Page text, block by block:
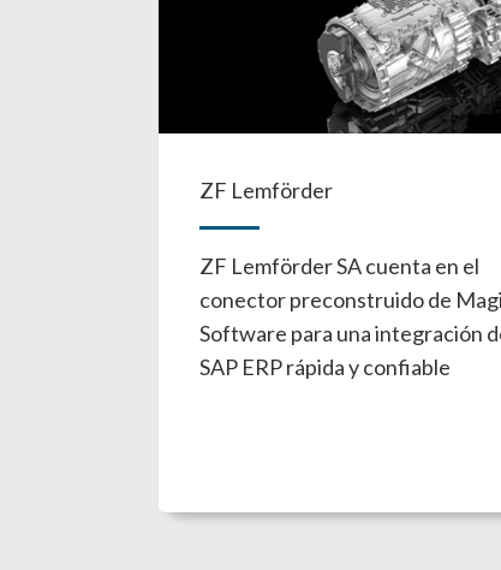
ZF Lemförder
ZF Lemförder SA cuenta en el
conector preconstruido de
Software para una integración
SAP ERP rápida y confiable